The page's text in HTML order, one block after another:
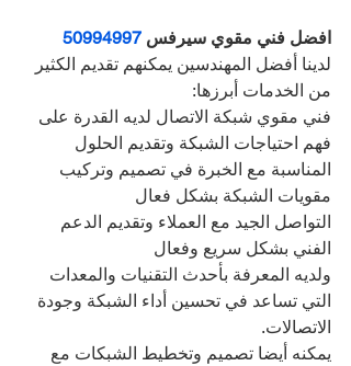
افضل فني مقوي سيرفس 50994997
لدينا أفضل المهندسين يمكنهم تقديم الكثير
من الخدمات أبرزها:
فني مقوي شبكة الاتصال لديه القدرة على
فهم احتياجات الشبكة وتقديم الحلول
المناسبة مع الخبرة في تصميم وتركيب
مقويات الشبكة بشكل فعال
التواصل الجيد مع العملاء وتقديم الدعم
الفني بشكل سريع وفعال
ولديه المعرفة بأحدث التقنيات والمعدات
التي تساعد في تحسين أداء الشبكة وجودة
الاتصالات.
يمكنه أيضا تصميم وتخطيط الشبكات مع